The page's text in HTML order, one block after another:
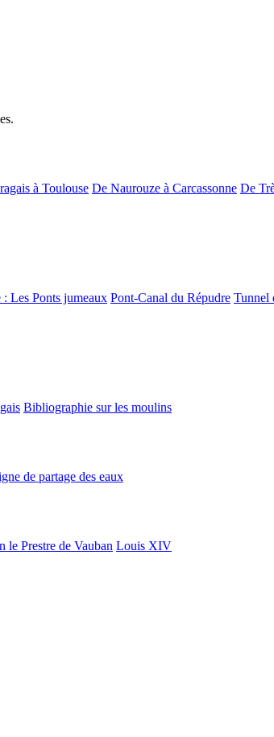
à Toulouse De Naurouze à Carcassonne De
: Les Ponts jumeaux Pont-Canal du Répudre Tunnel
Bibliographie sur les moulins
de partage des eaux
le Prestre de Vauban Louis XIV